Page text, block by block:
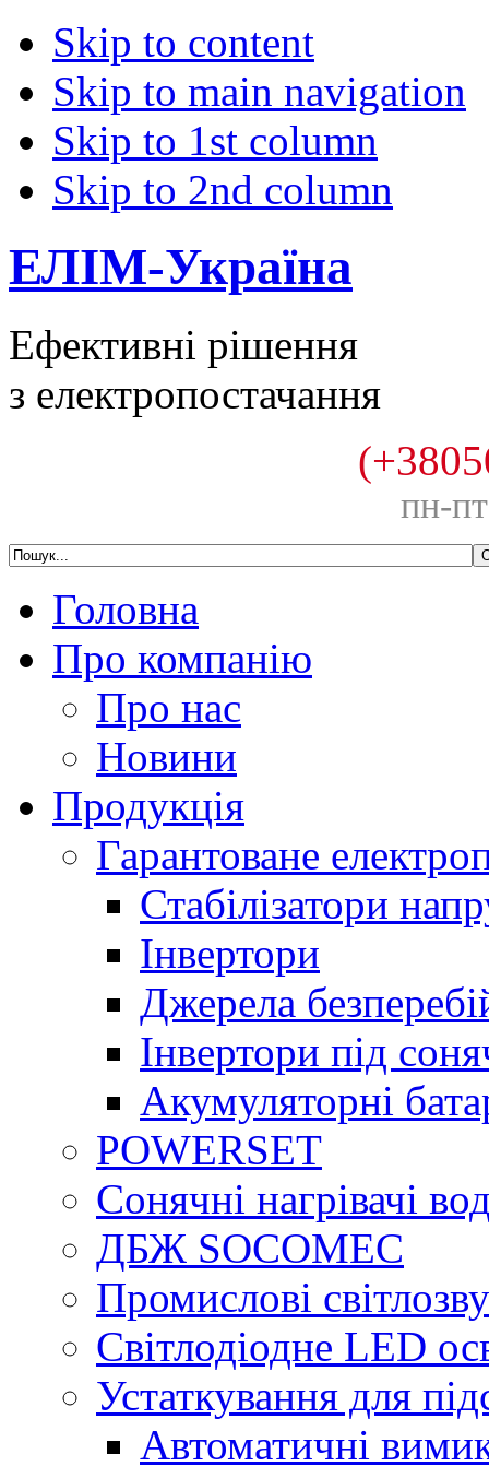
Skip to content
Skip to main navigation
Skip to 1st column
Skip to 2nd column
ЕЛІМ-Україна
Ефективні рішення
з електропостачання
пн-
Головна
Про компанію
Про нас
Новини
Продукція
Гарантоване
Стабілізатори
Інвертори
Джерела
Інвертори під
Акумуляторні
POWERSET
Сонячні нагрівачі
ДБЖ SOCOMEC
Промислові
Світлодіодне LED
Устаткування для
Автоматичні